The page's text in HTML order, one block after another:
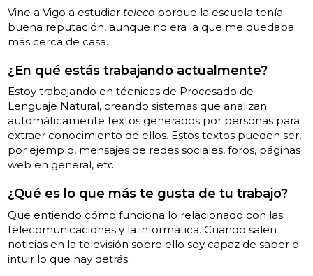
Vine a Vigo a estudiar teleco porque la escuela tenía
buena reputación, aunque no era la que me quedaba
más cerca de casa.
¿En qué estás trabajando actualmente?
Estoy trabajando en técnicas de Procesado de
Lenguaje Natural, creando sistemas que analizan
automáticamente textos generados por personas para
extraer conocimiento de ellos. Estos textos pueden ser,
por ejemplo, mensajes de redes sociales, foros, páginas
web en general, etc.
¿Qué es lo que más te gusta de tu trabajo?
Que entiendo cómo funciona lo relacionado con las
telecomunicaciones y la informática. Cuando salen
noticias en la televisión sobre ello soy capaz de saber o
intuir lo que hay detrás.